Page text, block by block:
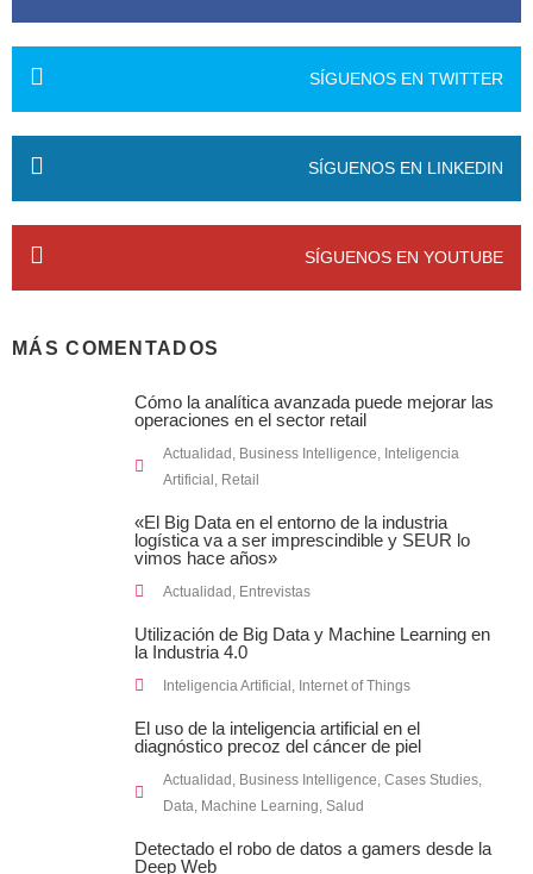
SÍGUENOS EN TWITTER
SÍGUENOS EN LINKEDIN
SÍGUENOS EN YOUTUBE
MÁS COMENTADOS
Cómo la analítica avanzada puede mejorar las
operaciones en el sector retail
Actualidad Business Intelligence Inteligencia
Artificial Retail
«El Big Data en el entorno de la industria
logística va a ser imprescindible y SEUR lo
vimos hace años»
Actualidad Entrevistas
Utilización de Big Data y Machine Learning en
la Industria 4.0
Inteligencia Artificial, Internet of Things
El uso de la inteligencia artificial en el
diagnóstico precoz del cáncer de piel
Actualidad , Business Intelligence, Cases Studies,
Data, Machine Learning, Salud
Detectado el robo de datos a gamers desde la
Deep Web